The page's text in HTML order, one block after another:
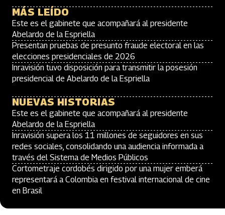
MÁS LEÍDO
Este es el gabinete que acompañará al presidente
Abelardo de la Espriella
Presentan pruebas de presunto fraude electoral en las
elecciones presidenciales de 2026
Inravisión tuvo disposición para transmitir la posesión
presidencial de Abelardo de la Espriella
NUEVAS HISTORIAS
Este es el gabinete que acompañará al presidente
Abelardo de la Espriella
Inravisión supera los 11 millones de seguidores en sus
redes sociales, consolidando una audiencia informada a
través del Sistema de Medios Públicos
Cortometraje cordobés dirigido por una mujer emberá
representará a Colombia en festival internacional de cine
en Brasil